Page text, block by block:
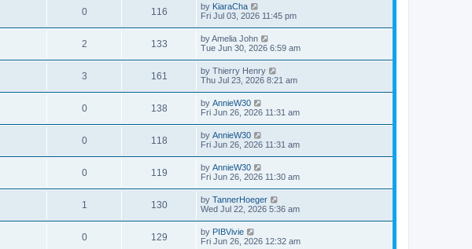
0 116 by KiaraCha
Fri Jul 03, 2026 11:45 pm
2 133 byAmelia John
Tue Jun 30, 2026 6:59 am
3 161 by Thierry Henry
Thu Jul 23, 2026 8:21 am
0 138 by AnnieW30
Fri Jun 26, 2026 11:31 am
0 118 by AnnieW30
Fri Jun 26, 2026 11:31 am
0 119 by AnnieW30
Fri Jun 26, 2026 11:30 am
1 130 by TannerHoeger
Wed Jul 22, 2026 5:36 am
0 129 by PIBVivie
Fri Jun 26, 2026 12:32 am